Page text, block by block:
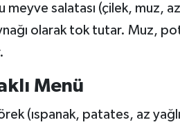
salatası (çilek, muz,
olarak tok tutar. Muz,
Menü
(ıspanak, patates, az